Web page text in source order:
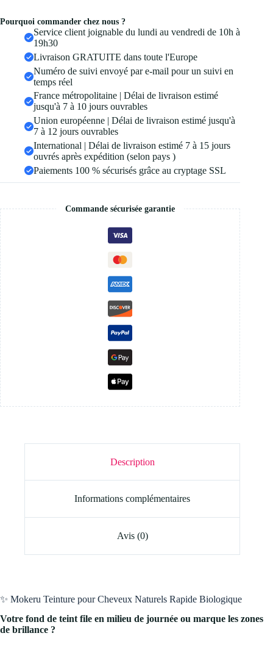
Pourquoi commander chez nous ?
Service client joignable du lundi au vendredi de 10h à
19h30
Livraison GRATUITE dans toute l'Europe
Numéro de suivi envoyé par e-mail pour un suivi en
temps réel
France métropolitaine | Délai de livraison estimé
jusqu'à 7 à 10 jours ouvrables
Union européenne | Délai de livraison estimé jusqu'à
7 à 12 jours ouvrables
International | Délai de livraison estimé 7 à 15 jours
ouvrés après expédition (selon pays )
Paiements 100 % sécurisés grâce au cryptage SSL
Commande sécurisée garantie
Description
Informations complémentaires
Avis (0)
✨ Mokeru Teinture pour Cheveux Naturels Rapide Biologique
Votre fond de teint file en milieu de journée ou marque les zones
de brillance ?